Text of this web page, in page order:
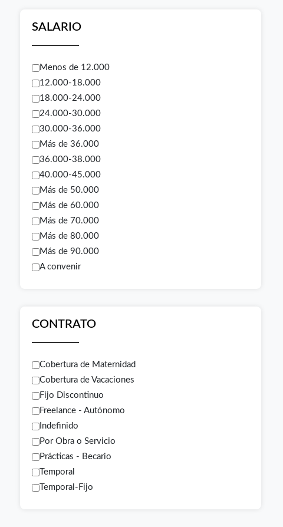
SALARIO
Menos de 12.000
12.000-18.000
18.000-24.000
24.000-30.000
30.000-36.000
Más de 36.000
36.000-38.000
40.000-45.000
Más de 50.000
Más de 60.000
Más de 70.000
Más de 80.000
Más de 90.000
A convenir
CONTRATO
Cobertura de Maternidad
Cobertura de Vacaciones
Fijo Discontinuo
Freelance - Autónomo
Indefinido
Por Obra o Servicio
Prácticas - Becario
Temporal
Temporal-Fijo